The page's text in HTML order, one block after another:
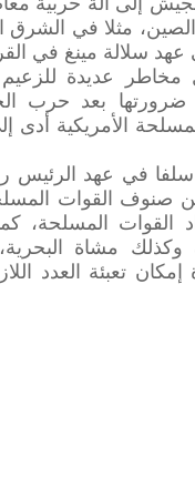
الصين، مثلا في الشرق
عهد سلالة مينغ في
عديدة
الأمريكية أدى
صنوف القوات
القوات المسلحة،
وكذلك مشاة
تعبئة العدد